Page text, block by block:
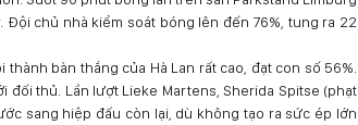
chủ nhà kiểm soát bóng lên đến 76%, tung ra 22
bàn thắng của Hà Lan rất cao, đạt con số 56%.
đối thủ. Lần lượt Lieke Martens, Sherida Spitse (phạt
sang hiệp đấu còn lại, dù không tạo ra sức ép lớn